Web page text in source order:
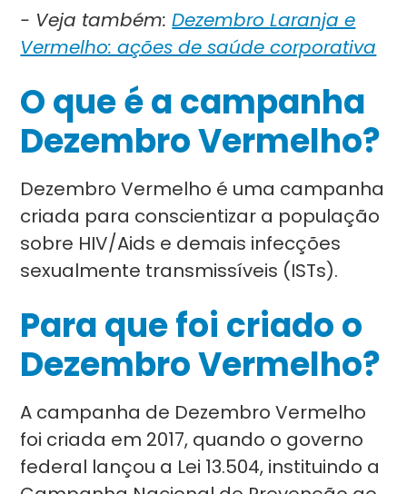
- Veja também:Dezembro Laranja e
Vermelho: ações de saúde corporativa
O que é a campanha
Dezembro Vermelho?
Dezembro Vermelho é uma campanha
criada para conscientizar a população
sobre HIV/Aids e demais infecções
sexualmente transmissíveis (ISTs).
Para que foi criado o
Dezembro Vermelho?
A campanha de Dezembro Vermelho
foi criada em 2017, quando o governo
federal lançou a Lei 13.504, instituindo a